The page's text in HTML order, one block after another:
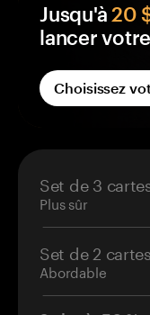
Jusqu'à20
lancer
Chaque
commande
portefeuille
commandé
Versés sur
custody
Crédités
Choisissez
Set de 3
Plus sûr
Set de 2 cartes
Abordable